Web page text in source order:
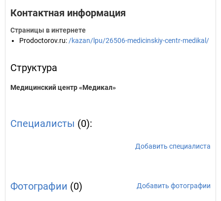
Контактная информация
Страницы в интернете
Prodoctorov.ru: /kazan/lpu/26506-medicinskiy-centr-medikal/
Структура
Медицинский центр «Медикал»
Специалисты (0):
Добавить специалиста
Фотографии (0) Добавить фотографии